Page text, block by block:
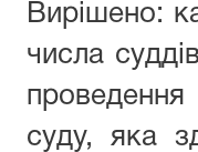
Вирішено:
числа
проведення
суду, яка